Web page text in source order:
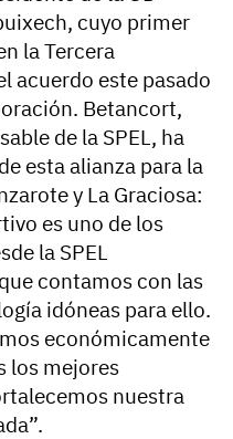
cuyo primer
la Tercera
acuerdo este pasado
Betancort,
de la SPEL, ha
esta alianza para la
y La Graciosa:
es uno de los
la SPEL
contamos con las
idóneas para ello.
económicamente
los mejores
nuestra